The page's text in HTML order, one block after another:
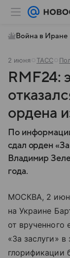
Война в Иране
2 июня ТАСС
RMF24:
ордена
По
сдал орден
Владимир
года.
МОСКВА, 2
на Украине
от
«За заслуги» в
глорификации